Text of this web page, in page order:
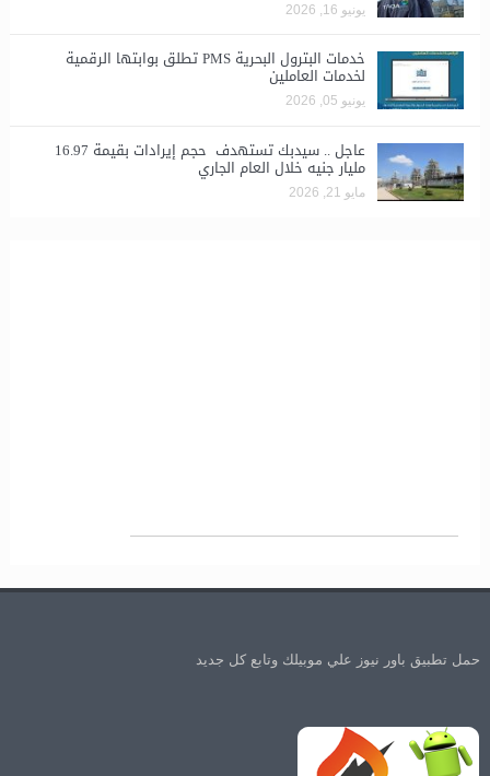
يونيو 16, 2026
خدمات البترول البحرية PMS تطلق بوابتها الرقمية
لخدمات العاملين
يونيو 05, 2026
عاجل .. سيدبك تستهدف حجم إيرادات بقيمة 16.97
مليار جنيه خلال العام الجاري
مايو 21, 2026
حمل تطبيق باور نيوز علي موبيلك وتابع كل جديد